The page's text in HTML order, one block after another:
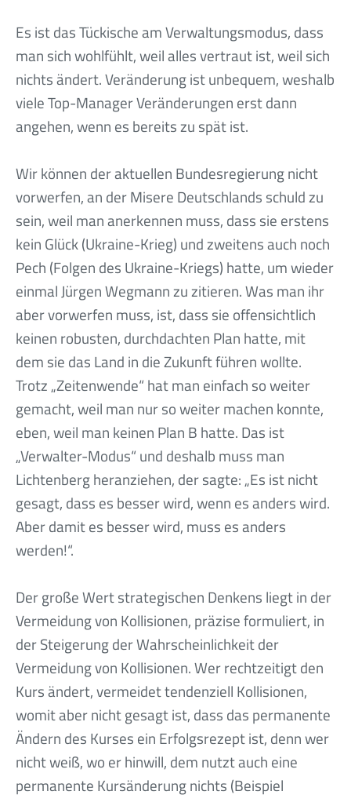
Es ist das Tückische am Verwaltungsmodus, dass
man sich wohlfühlt, weil alles vertraut ist, weil sich
nichts ändert. Veränderung ist unbequem, weshalb
viele Top-Manager Veränderungen erst dann
angehen, wenn es bereits zu spät ist.
Wir können der aktuellen Bundesregierung nicht
vorwerfen, an der Misere Deutschlands schuld zu
sein, weil man anerkennen muss, dass sie erstens
kein Glück (Ukraine-Krieg) und zweitens auch noch
Pech (Folgen des Ukraine-Kriegs) hatte, um wieder
einmal Jürgen Wegmann zu zitieren. Was man ihr
aber vorwerfen muss, ist, dass sie offensichtlich
keinen robusten, durchdachten Plan hatte, mit
dem sie das Land in die Zukunft führen wollte.
Trotz „Zeitenwende“ hat man einfach so weiter
gemacht, weil man nur so weiter machen konnte,
eben, weil man keinen Plan B hatte. Das ist
„Verwalter-Modus“ und deshalb muss man
Lichtenberg heranziehen, der sagte: „Es ist nicht
gesagt, dass es besser wird, wenn es anders wird.
Aber damit es besser wird, muss es anders
werden!“.
Der große Wert strategischen Denkens liegt in der
Vermeidung von Kollisionen, präzise formuliert, in
der Steigerung der Wahrscheinlichkeit der
Vermeidung von Kollisionen. Wer rechtzeitigt den
Kurs ändert, vermeidet tendenziell Kollisionen,
womit aber nicht gesagt ist, dass das permanente
Ändern des Kurses ein Erfolgsrezept ist, denn wer
nicht weiß, wo er hinwill, dem nutzt auch eine
permanente Kursänderung nichts (Beispiel